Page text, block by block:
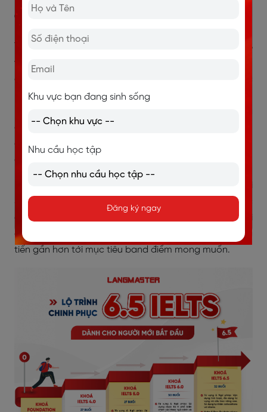
chinh phục IELTS
Từ những áp lực khi nhìn thấy bạn bè lần lượt đạt IELTS
và nỗi lo kỹ năng Speaking còn nhiều hạn chế, Hoài An
đã chứng minh rằng sự tiến bộ không đến từ việc học
nhiều hơn người khác, mà đến từ việc học đúng cách.
giáo viên và phương pháp phát triển tư duy ngôn ngữ,
cô bạn đã cải thiện đáng kể khả năng phản xạ, diễn
đạt ý tưởng và sự tự tin khi sử dụng tiếng Anh.
Speaking, học IELTS nhưng chưa thấy tiến bộ hoặc
chưa biết bắt đầu từ đâu, Langmaster sẽ là người
đồng hành giúp bạn xây dựng nền tảng vững chắc và
tiến gần hơn tới mục tiêu band điểm mong muốn.
Khu vực bạn đang sinh sống
Nhu cầu học tập
Đăng ký ngay